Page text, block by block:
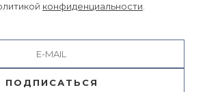
конфиденциальности.
ПОДПИСАТЬСЯ